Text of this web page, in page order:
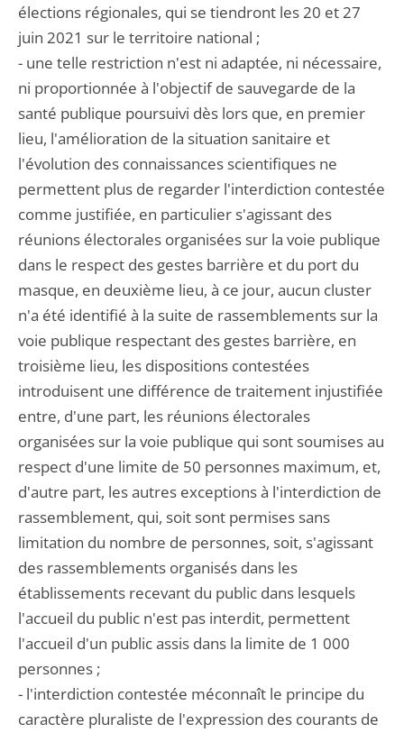
élections régionales, qui se tiendront les 20 et 27
juin 2021 sur le territoire national ;
- une telle restriction n'est ni adaptée, ni nécessaire,
ni proportionnée à l'objectif de sauvegarde de la
santé publique poursuivi dès lors que, en premier
lieu, l'amélioration de la situation sanitaire et
l'évolution des connaissances scientifiques ne
permettent plus de regarder l'interdiction contestée
comme justifiée, en particulier s'agissant des
réunions électorales organisées sur la voie publique
dans le respect des gestes barrière et du port du
masque, en deuxième lieu, à ce jour, aucun cluster
n'a été identifié à la suite de rassemblements sur la
voie publique respectant des gestes barrière, en
troisième lieu, les dispositions contestées
introduisent une différence de traitement injustifiée
entre, d'une part, les réunions électorales
organisées sur la voie publique qui sont soumises au
respect d'une limite de 50 personnes maximum, et,
d'autre part, les autres exceptions à l'interdiction de
rassemblement, qui, soit sont permises sans
limitation du nombre de personnes, soit, s'agissant
des rassemblements organisés dans les
établissements recevant du public dans lesquels
l'accueil du public n'est pas interdit, permettent
l'accueil d'un public assis dans la limite de 1 000
personnes ;
- l'interdiction contestée méconnaît le principe du
caractère pluraliste de l'expression des courants de